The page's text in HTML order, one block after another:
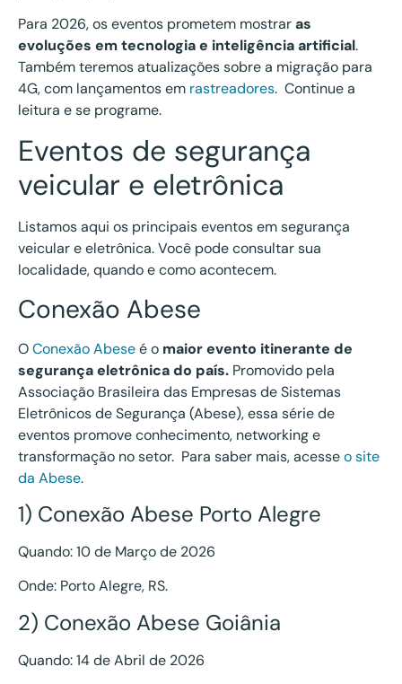
9) Exposec
10) Congresso Abese
11) Insurtech
Eventos sobre empreendedorismo
13) Fórum Negócios Experience
Durante o evento
Depois de eventos de segurança veicular
Para 2026, os eventos prometem mostraras
evoluções em tecnologia e inteligência artificial.
Também teremos atualizações sobre a migração para
4G, com lançamentos em rastreadores. Continue a
leitura e se programe.
Eventos de segurança
veicular e eletrônica
Listamos aqui os principais eventos em segurança
veicular e eletrônica. Você pode consultar sua
localidade, quando e como acontecem.
Conexão Abese
OConexão Abeseé o maior evento itinerante de
segurança eletrônica do país. Promovido pela
Associação Brasileira das Empresas de Sistemas
Eletrônicos de Segurança (Abese), essa série de
eventos promove conhecimento, networking e
transformação no setor. Para saber mais, acesseo site
da Abese.
1) Conexão Abese Porto Alegre
Quando: 10 de Março de 2026
Onde: Porto Alegre, RS.
2) Conexão Abese Goiânia
Quando: 14 de Abril de 2026